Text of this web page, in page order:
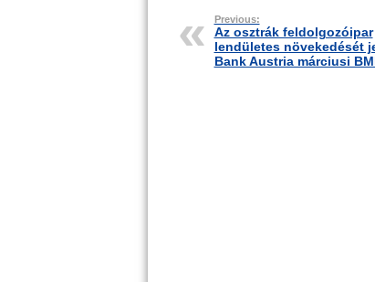
Previous:
Az osztrák feldolgozóipar
lendületes növekedését
Bank Austria márciusi